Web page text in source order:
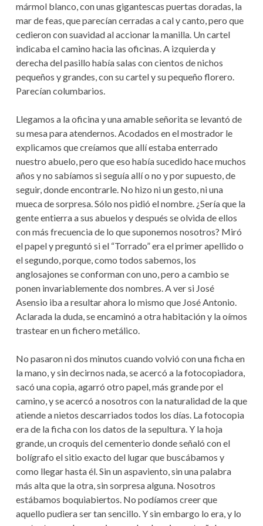
mármol blanco, con unas gigantescas puertas doradas, la
mar de feas, que parecían cerradas a cal y canto, pero que
cedieron con suavidad al accionar la manilla. Un cartel
indicaba el camino hacia las oficinas. A izquierda y
derecha del pasillo había salas con cientos de nichos
pequeños y grandes, con su cartel y su pequeño florero.
Parecían columbarios.
Llegamos a la oficina y una amable señorita se levantó de
su mesa para atendernos. Acodados en el mostrador le
explicamos que creíamos que allí estaba enterrado
nuestro abuelo, pero que eso había sucedido hace muchos
años y no sabíamos si seguía allí o no y por supuesto, de
seguir, donde encontrarle. No hizo ni un gesto, ni una
mueca de sorpresa. Sólo nos pidió el nombre. ¿Sería que la
gente entierra a sus abuelos y después se olvida de ellos
con más frecuencia de lo que suponemos nosotros? Miró
el papel y preguntó si el “Torrado” era el primer apellido o
el segundo, porque, como todos sabemos, los
anglosajones se conforman con uno, pero a cambio se
ponen invariablemente dos nombres. A ver si José
Asensio iba a resultar ahora lo mismo que José Antonio.
Aclarada la duda, se encaminó a otra habitación y la oímos
trastear en un fichero metálico.
No pasaron ni dos minutos cuando volvió con una ficha en
la mano, y sin decirnos nada, se acercó a la fotocopiadora,
sacó una copia, agarró otro papel, más grande por el
camino, y se acercó a nosotros con la naturalidad de la que
atiende a nietos descarriados todos los días. La fotocopia
era de la ficha con los datos de la sepultura. Y la hoja
grande, un croquis del cementerio donde señaló con el
bolígrafo el sitio exacto del lugar que buscábamos y
como llegar hasta él. Sin un aspaviento, sin una palabra
más alta que la otra, sin sorpresa alguna. Nosotros
estábamos boquiabiertos. No podíamos creer que
aquello pudiera ser tan sencillo. Y sin embargo lo era, y lo